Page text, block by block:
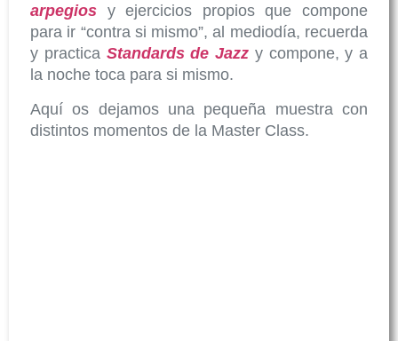
arpegios y ejercicios propios que compone
para ir “contra si mismo”, al mediodía, recuerda
y practica Standards de Jazz y compone, y a
la noche toca para si mismo.
Aquí os dejamos una pequeña muestra con
distintos momentos de la Master Class.